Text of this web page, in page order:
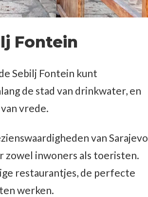
Fontein
Sebilj Fontein kunt
de stad van drinkwater, en
vrede.
van Sarajevo
zowel inwoners als toeristen.
restaurantjes, de perfecte
werken.